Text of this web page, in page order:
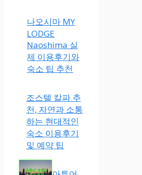
나오시마 MY
LODGE
Naoshima 실
제 이용후기와
숙소 팁 추천
조스텔 칼파 추
천, 자연과 소통
하는 현대적인
숙소 이용후기
및 예약 팁